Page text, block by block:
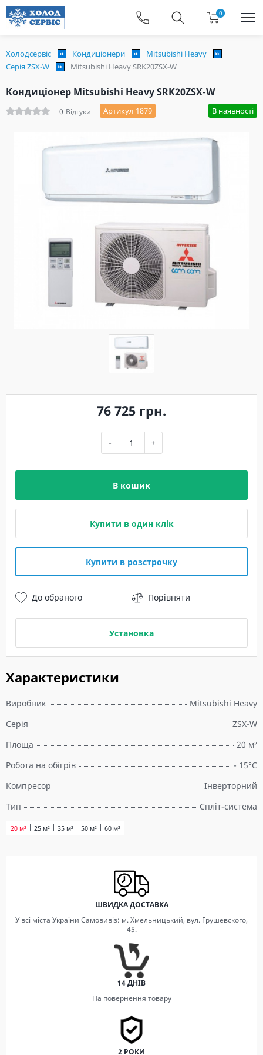
0
Холодсервіс Кондиціонери
Mitsubishi Heavy
Серія ZSX-W
Mitsubishi Heavy SRK20ZSX-W
Кондиціонер Mitsubishi Heavy SRK20ZSX-W
0 Відгуки Артикул 1879 В наявності
Характеристики
Виробник
Mitsubishi Heavy
Серія
ZSX-W
Площа
20 м²
Робота на обігрів
- 15°C
Компресор
Інверторний
Тип
Спліт-система
20 м² 25 м² 35 м² 50 м² 60 м²
76 725 грн.
- +
В кошик
Купити в один клік
Купити в розстрочку
До обраного Порівняти
Установка
ШВИДКА ДОСТАВКА
У всі міста України Самовивіз: м. Хмельницький, вул. Грушевского,
45.
14 ДНІВ
На повернення товару
2 РОКИ